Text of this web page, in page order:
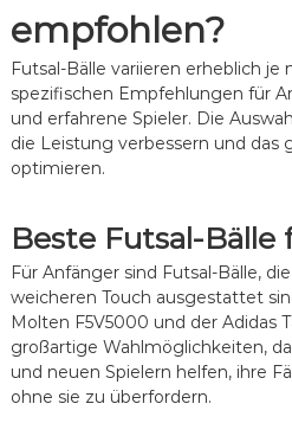
empfohlen?
Futsal-Bälle variieren erheblich
spezifischen Empfehlungen für
und erfahrene Spieler. Die
die Leistung verbessern und das
optimieren.
Beste Futsal-Bälle
Für Anfänger sind Futsal-Bälle,
weicheren Touch ausgestattet
Molten F5V5000 und der Adidas
großartige Wahlmöglichkeiten,
und neuen Spielern helfen, ihre
ohne sie zu überfordern.